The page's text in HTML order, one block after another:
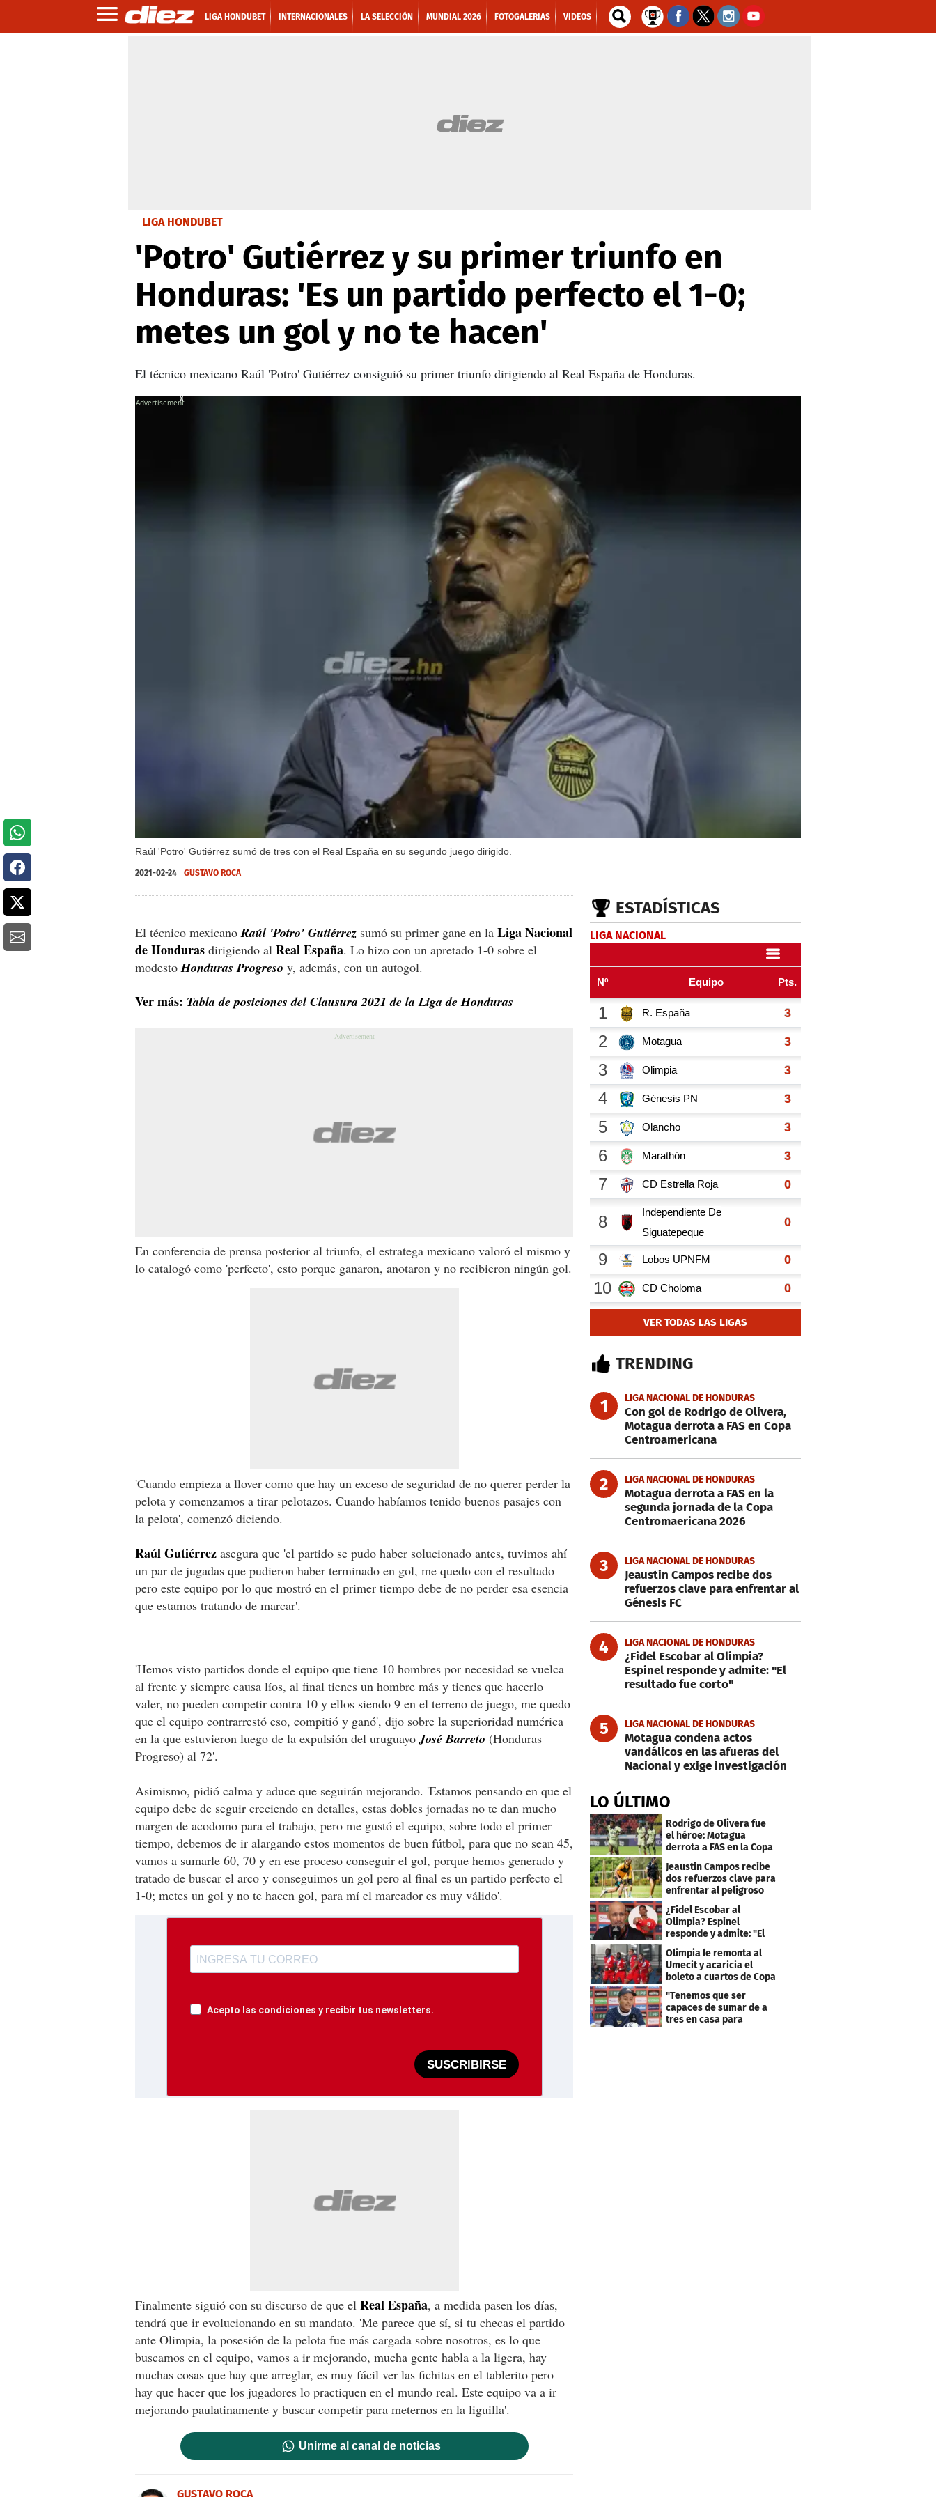
LIGA HONDUBET INTERNACIONALES LA SELECCIÓN MUNDIAL 2026 FOTOGALERIAS VIDEOS
LIGA HONDUBET
'Potro' Gutiérrez y su primer triunfo en
Honduras: 'Es un partido perfecto el 1-0;
metes un gol y no te hacen'
El técnico mexicano Raúl 'Potro' Gutiérrez consiguió su primer triunfo dirigiendo al Real España de Honduras.
Raúl 'Potro' Gutiérrez sumó de tres con el Real España en su segundo juego dirigido.
X
2021-02-24 GUSTAVO ROCA
El técnico mexicanoRaúl 'Potro' Gutiérrez sumó su primer gane en la Liga Nacional
de Honduras dirigiendo al Real España. Lo hizo con un apretado 1-0 sobre el
modestoHonduras Progreso y, además, con un autogol.
Ver más: Tabla de posiciones del Clausura 2021 de la Liga de Honduras
En conferencia de prensa posterior al triunfo, el estratega mexicano valoró el mismo y
lo catalogó como 'perfecto', esto porque ganaron, anotaron y no recibieron ningún gol.
'Cuando empieza a llover como que hay un exceso de seguridad de no querer perder la
pelota y comenzamos a tirar pelotazos. Cuando habíamos tenido buenos pasajes con
la pelota', comenzó diciendo.
Raúl Gutiérrez asegura que 'el partido se pudo haber solucionado antes, tuvimos ahí
un par de jugadas que pudieron haber terminado en gol, me quedo con el resultado
pero este equipo por lo que mostró en el primer tiempo debe de no perder esa esencia
que estamos tratando de marcar'.
'Hemos visto partidos donde el equipo que tiene 10 hombres por necesidad se vuelca
al frente y siempre causa líos, al final tienes un hombre más y tienes que hacerlo
valer, no pueden competir contra 10 y ellos siendo 9 en el terreno de juego, me quedo
que el equipo contrarrestó eso, compitió y ganó', dijo sobre la superioridad numérica
en la que estuvieron luego de la expulsión del uruguayoJosé Barreto (Honduras
Progreso) al 72'.
Asimismo, pidió calma y aduce que seguirán mejorando. 'Estamos pensando en que el
equipo debe de seguir creciendo en detalles, estas dobles jornadas no te dan mucho
margen de acodomo para el trabajo, pero me gustó el equipo, sobre todo el primer
tiempo, debemos de ir alargando estos momentos de buen fútbol, para que no sean 45,
vamos a sumarle 60, 70 y en ese proceso conseguir el gol, porque hemos generado y
tratado de buscar el arco y conseguimos un gol pero al final es un partido perfecto el
1-0; metes un gol y no te hacen gol, para mí el marcador es muy válido'.
Acepto las condiciones y recibir tus newsletters.
SUSCRIBIRSE
Finalmente siguió con su discurso de que el Real España, a medida pasen los días,
tendrá que ir evolucionando en su mandato. 'Me parece que sí, si tu checas el partido
ante Olimpia, la posesión de la pelota fue más cargada sobre nosotros, es lo que
buscamos en el equipo, vamos a ir mejorando, mucha gente habla a la ligera, hay
muchas cosas que hay que arreglar, es muy fácil ver las fichitas en el tablerito pero
hay que hacer que los jugadores lo practiquen en el mundo real. Este equipo va a ir
mejorando paulatinamente y buscar competir para meternos en la liguilla'.
Unirme al canal de noticias
GUSTAVO ROCA
ESTADÍSTICAS
LIGA NACIONAL
VER TODAS LAS LIGAS
TRENDING
1 LIGA NACIONAL DE HONDURAS
Con gol de Rodrigo de Olivera,
Motagua derrota a FAS en Copa
Centroamericana
2 LIGA NACIONAL DE HONDURAS
Motagua derrota a FAS en la
segunda jornada de la Copa
Centromaericana 2026
3 LIGA NACIONAL DE HONDURAS
Jeaustin Campos recibe dos
refuerzos clave para enfrentar al
Génesis FC
4 LIGA NACIONAL DE HONDURAS
¿Fidel Escobar al Olimpia?
Espinel responde y admite: "El
resultado fue corto"
5 LIGA NACIONAL DE HONDURAS
Motagua condena actos
vandálicos en las afueras del
Nacional y exige investigación
LO ÚLTIMO
Rodrigo de Olivera fue
el héroe: Motagua
derrota a FAS en la Copa
Centroamericana
Jeaustin Campos recibe
dos refuerzos clave para
enfrentar al peligroso
Génesis FC
¿Fidel Escobar al
Olimpia? Espinel
responde y admite: "El
resultado fue corto"
Olimpia le remonta al
Umecit y acaricia el
boleto a cuartos de Copa
"Tenemos que ser
capaces de sumar de a
tres en casa para